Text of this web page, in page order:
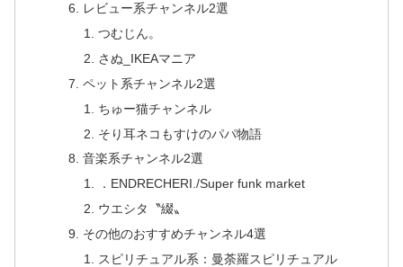
レビュー系チャンネル2選
つむじん。
さぬ_IKEAマニア
ペット系チャンネル2選
ちゅー猫チャンネル
そり耳ネコもすけのパパ物語
音楽系チャンネル2選
．ENDRECHERI./Super funk market
ウエシタ〝綴〟
その他のおすすめチャンネル4選
スピリチュアル系：曼荼羅スピリチュアル